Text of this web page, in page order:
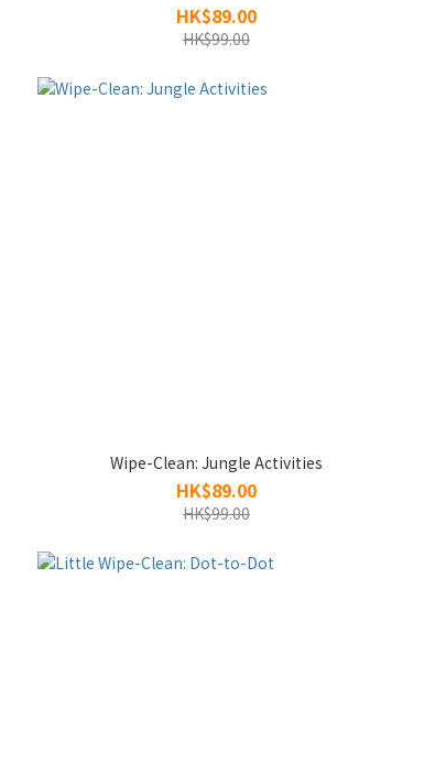
HK$89.00
HK$99.00
Wipe-Clean: Jungle Activities
HK$89.00
HK$99.00